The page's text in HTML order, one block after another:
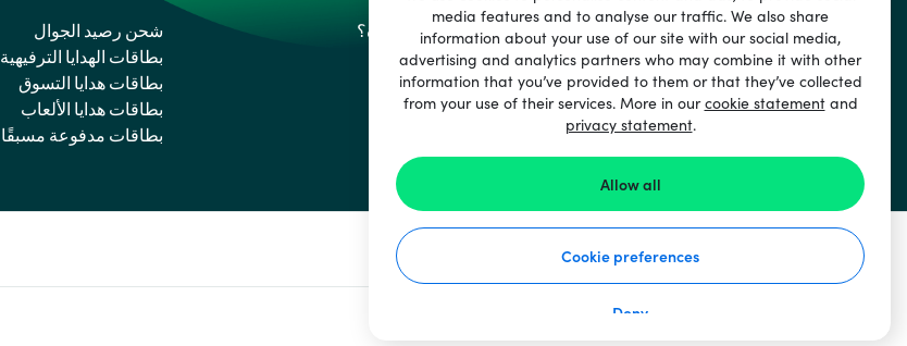
media features and to analyse our traffic. We also share
information about your use of our site with our social media,
advertising and analytics partners who may combine it with other
information that you’ve provided to them or that they’ve collected
from your use of their services. More in ourcookie statementand
privacy statement.
Allow all
Cookie preferences
Deny
تسجيل الدخول
التسجيل
هل تحتاج إلى مساعدة؟
معلومات عنا
العاملين
الدول
Business
شحن رصيد الجوال
بطاقات الهدايا الترفيهية
بطاقات هدايا التسوق
بطاقات هدايا الألعاب
بطاقات مدفوعة مسبقًا
إظهار الجميع